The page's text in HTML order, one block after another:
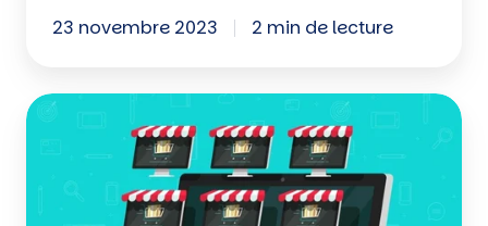
23 novembre 2023 2 min de lecture
Multi-